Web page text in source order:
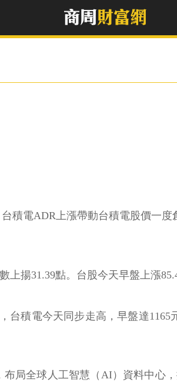
積電ADR上漲帶動台積電股價一度
揚31.39點。台股今天早盤上漲
台積電今天同步走高，早盤達
局全球人工智慧（AI）資料中心